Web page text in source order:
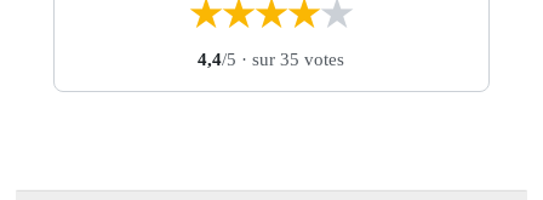
★★★★★
4,4/5 · sur 35 votes